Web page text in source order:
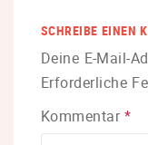
SCHREIBE EINEN
Deine E-Mail-
Erforderliche
Kommentar*